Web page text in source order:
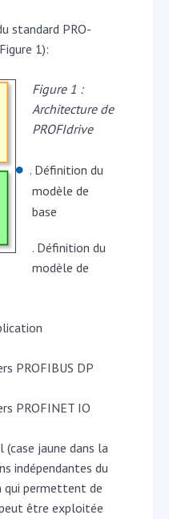
standard PRO-
1):
Figure 1 :
Architecture de
PROFIdrive
. Définition du
modèle de
base
. Définition du
modèle de
PROFIBUS DP
PROFINET IO
jaune dans la
indépendantes du
qui permettent de
être exploitée